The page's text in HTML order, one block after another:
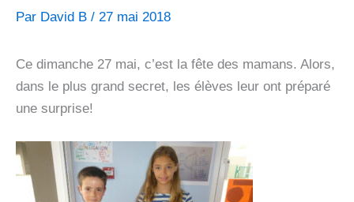
Par David B / 27 mai 2018
Ce dimanche 27 mai, c’est la fête des mamans. Alors,
dans le plus grand secret, les élèves leur ont préparé
une surprise!